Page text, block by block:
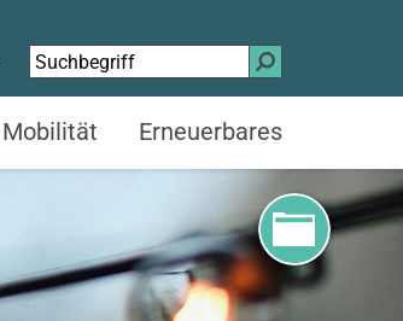
Suchen
nach:
Mobilität Erneuerbares